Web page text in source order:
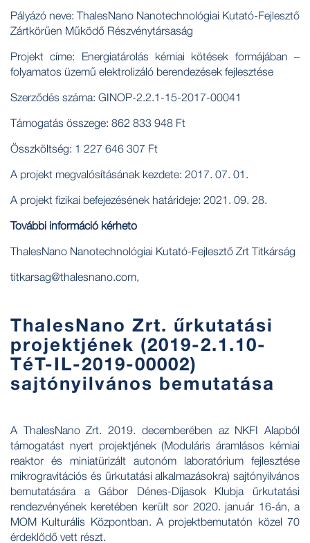
Pályázó neve: ThalesNano Nanotechnológiai Kutató-Fejlesztő
Zártkörűen Működő Részvénytársaság
Projekt címe: Energiatárolás kémiai kötések formájában –
folyamatos üzemű elektrolizáló berendezések fejlesztése
Szerződés száma: GINOP-2.2.1-15-2017-00041
Támogatás összege: 862 833 948 Ft
Összköltség: 1 227 646 307 Ft
A projekt megvalósításának kezdete: 2017. 07. 01.
A projekt fizikai befejezésének határideje: 2021. 09. 28.
További információ kérhető
ThalesNano Nanotechnológiai Kutató-Fejlesztő Zrt Titkárság
titkarsag@thalesnano.com,
ThalesNano Zrt. űrkutatási
projektjének (2019-2.1.10-
TéT-IL-2019-00002)
sajtónyilvános bemutatása
A ThalesNano Zrt. 2019. decemberében az NKFI Alapból
támogatást nyert projektjének (Moduláris áramlásos kémiai
reaktor és miniatürizált autonóm laboratórium fejlesztése
mikrogravitációs és űrkutatási alkalmazásokra) sajtónyilvános
bemutatására a Gábor Dénes-Díjasok Klubja űrkutatási
rendezvényének keretében került sor 2020. január 16-án, a
MOM Kulturális Központban. A projektbemutatón közel 70
érdeklődő vett részt.